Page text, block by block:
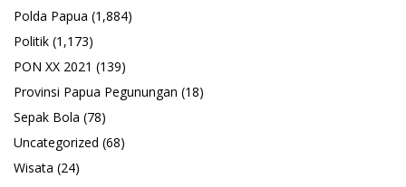
Polda Papua (1,884)
Politik (1,173)
PON XX 2021 (139)
Provinsi Papua Pegunungan (18)
Sepak Bola (78)
Uncategorized (68)
Wisata (24)